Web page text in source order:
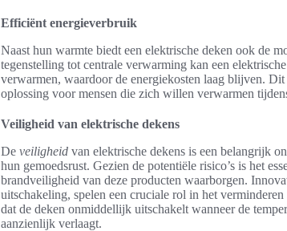
Efficiënt energieverbruik
Naast hun warmte biedt een elektrische deken ook de
tegenstelling tot centrale verwarming kan een
verwarmen, waardoor de energiekosten laag blijven.
oplossing voor mensen die zich willen verwarmen
Veiligheid van elektrische dekens
De veiligheid van elektrische dekens is een belangrijk
hun gemoedsrust. Gezien de potentiële risico’s is het
brandveiligheid van deze producten waarborgen.
uitschakeling, spelen een cruciale rol in het
dat de deken onmiddellijk uitschakelt wanneer de
aanzienlijk verlaagt.